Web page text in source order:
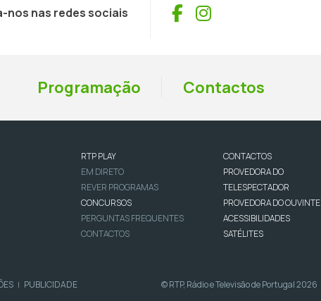
nos nas redes sociais Facebook
Instagram
Programação Contactos
RTP PLAY
EM DIRETO
REVER PROGRAMAS
CONCURSOS
PERGUNTAS FREQUENTES
CONTACTOS
CONTACTOS
PROVEDORA DO
TELESPECTADOR
PROVEDORA DO OUVINTE
ACESSIBILIDADES
SATÉLITES
| PUBLICIDADE © RTP, Rádio e Televisão de Portugal 2026